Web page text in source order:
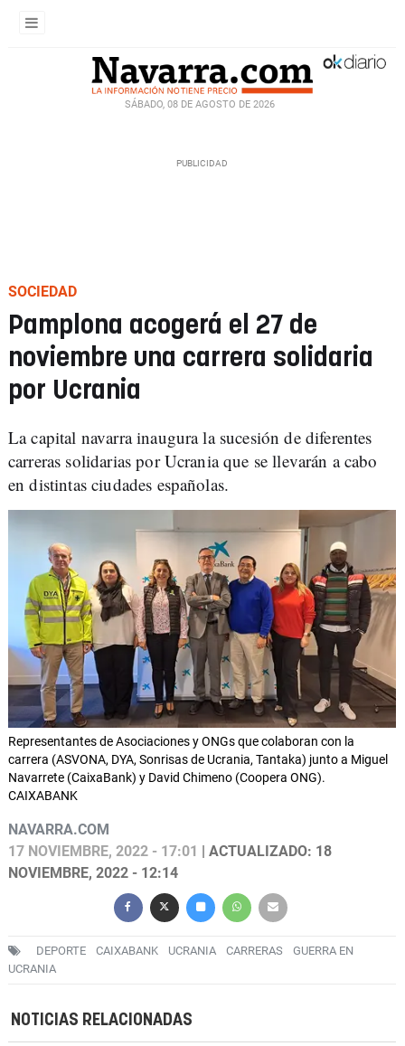
SÁBADO, 08 DE AGOSTO DE 2026
SOCIEDAD
Pamplona acogerá el 27 de
noviembre una carrera solidaria
por Ucrania
La capital navarra inaugura la sucesión de diferentes
carreras solidarias por Ucrania que se llevarán a cabo
en distintas ciudades españolas.
Representantes de Asociaciones y ONGs que colaboran con la
carrera (ASVONA, DYA, Sonrisas de Ucrania, Tantaka) junto a Miguel
Navarrete (CaixaBank) y David Chimeno (Coopera ONG).
CAIXABANK
NAVARRA.COM
17 NOVIEMBRE, 2022 - 17:01
| ACTUALIZADO: 18
NOVIEMBRE, 2022 - 12:14
DEPORTE CAIXABANK UCRANIA CARRERAS
GUERRA EN
UCRANIA
NOTICIAS RELACIONADAS